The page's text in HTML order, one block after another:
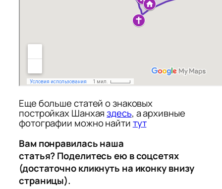
Еще больше статей о знаковых
постройках Шанхаяздесь, а архивные
фотографии можно найтитут
Вам понравилась наша
статья? Поделитесь ею в соцсетях
(достаточно кликнуть на иконку внизу
страницы).